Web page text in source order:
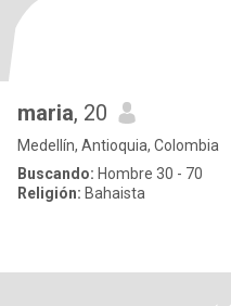
maria, 20
Medellín, Antioquia, Colombia
Buscando: Hombre 30 - 70
Religión: Bahaista